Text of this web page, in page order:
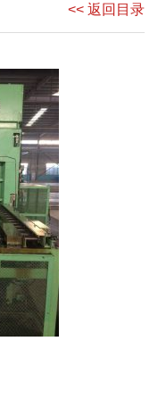
<< 返回目录